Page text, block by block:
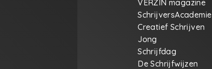
VERZIN magazine
SchrijversAcademie
Creatief Schrijven
Jong
Schrijfdag
De Schrijfwijzen